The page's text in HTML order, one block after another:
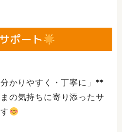
ポート
かりやすく・丁寧に」**
の気持ちに寄り添ったサ